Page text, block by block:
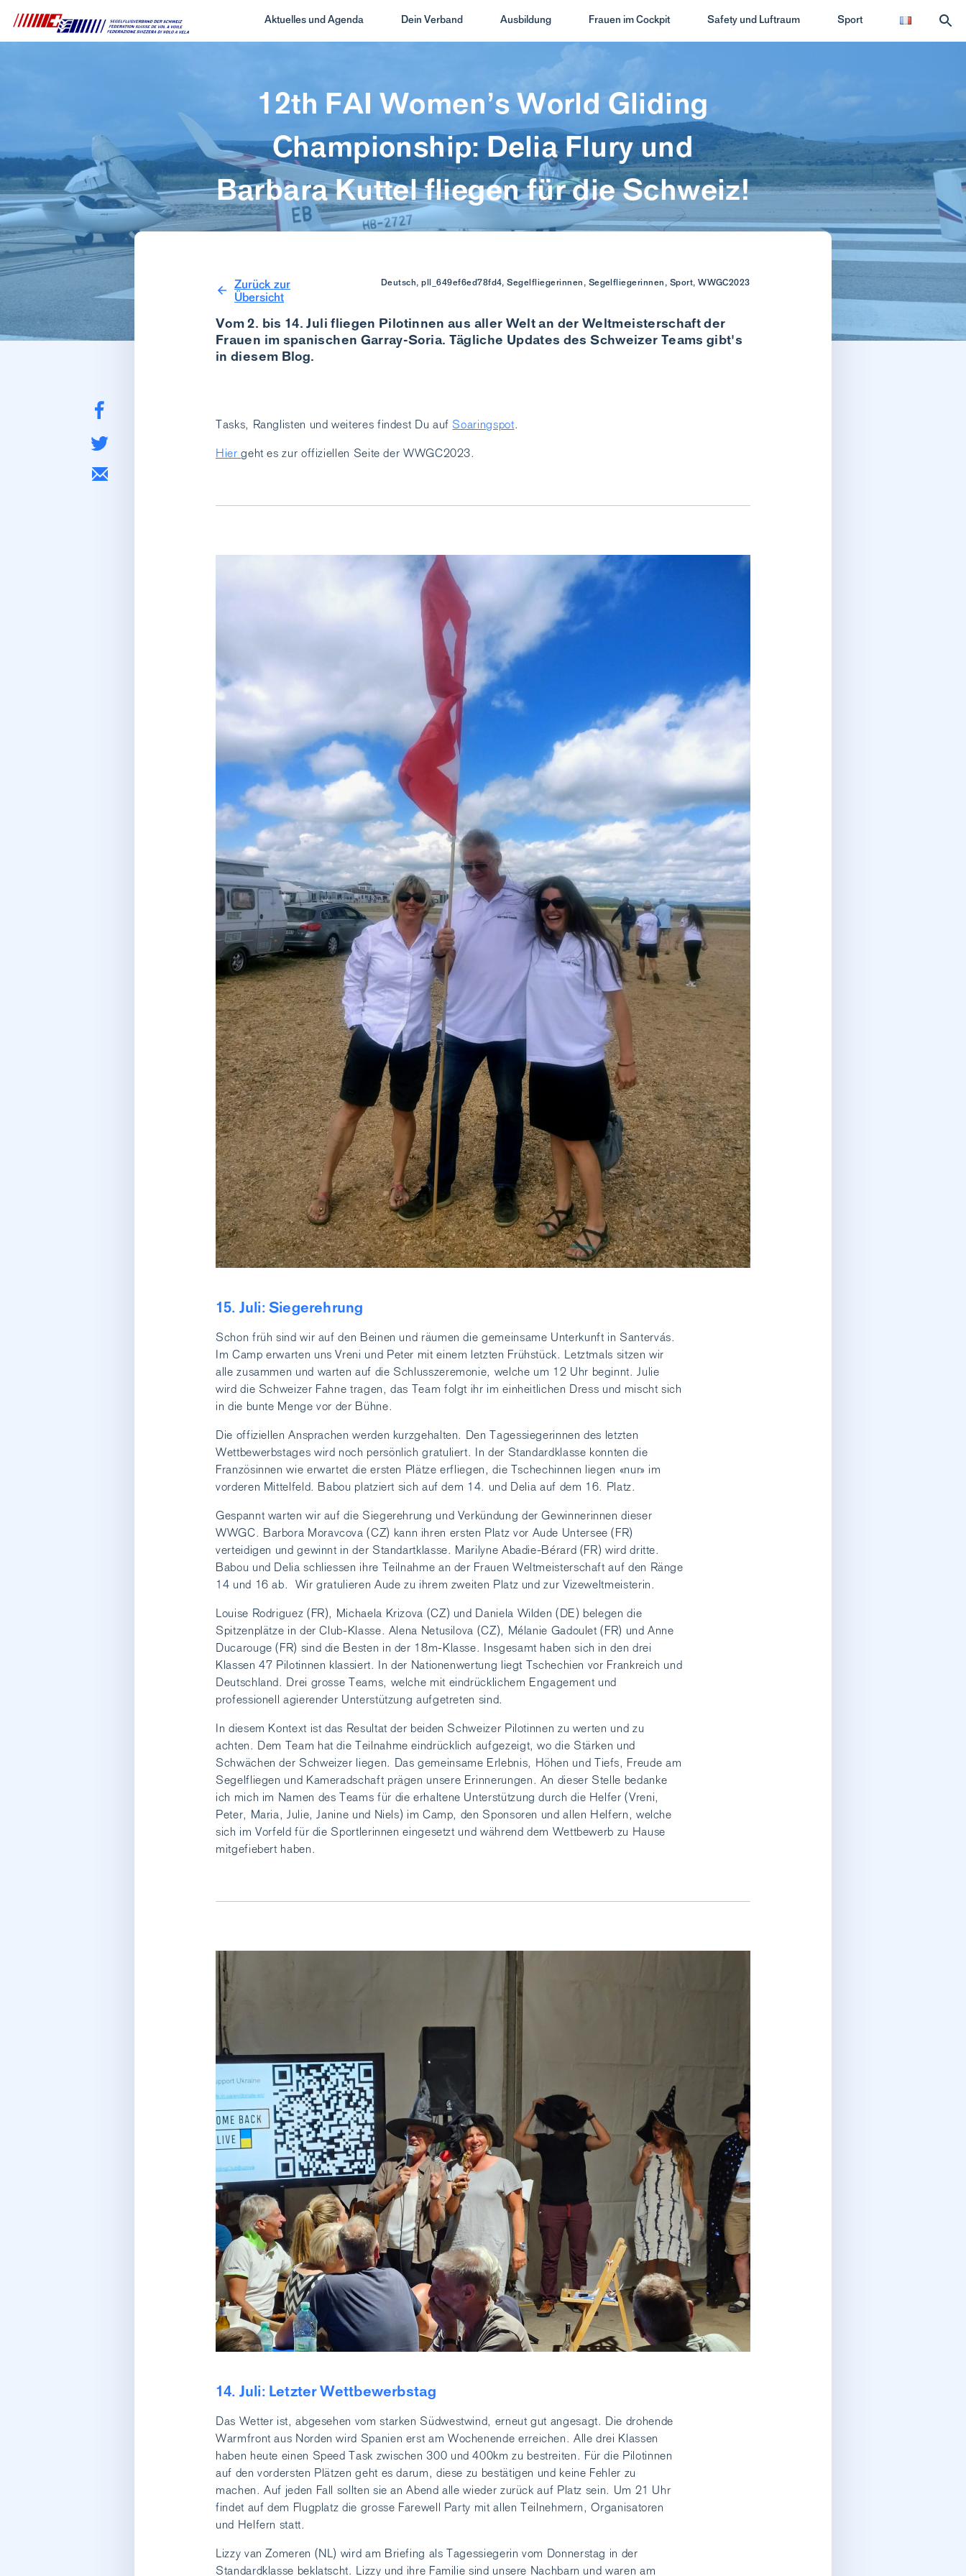
Aktuelles und Agenda Dein Verband Ausbildung Frauen im Cockpit Safety und Luftraum Sport
12th FAI Women’s World Gliding
Championship: Delia Flury und
Barbara Kuttel fliegen für die Schweiz!
Zurück zur
Übersicht
Deutsch, pll_649ef6ed78fd4, Segelfliegerinnen, Segelfliegerinnen, Sport, WWGC2023
Vom 2. bis 14. Juli fliegen Pilotinnen aus aller Welt an der Weltmeisterschaft der
Frauen im spanischen Garray-Soria. Tägliche Updates des Schweizer Teams gibt's
in diesem Blog.
Tasks, Ranglisten und weiteres findest Du auf Soaringspot.
Hiergeht es zur offiziellen Seite der WWGC2023.
15. Juli: Siegerehrung
Schon früh sind wir auf den Beinen und räumen die gemeinsame Unterkunft in Santervás.
Im Camp erwarten uns Vreni und Peter mit einem letzten Frühstück. Letztmals sitzen wir
alle zusammen und warten auf die Schlusszeremonie, welche um 12 Uhr beginnt. Julie
wird die Schweizer Fahne tragen, das Team folgt ihr im einheitlichen Dress und mischt sich
in die bunte Menge vor der Bühne.
Die offiziellen Ansprachen werden kurzgehalten. Den Tagessiegerinnen des letzten
Wettbewerbstages wird noch persönlich gratuliert. In der Standardklasse konnten die
Französinnen wie erwartet die ersten Plätze erfliegen, die Tschechinnen liegen «nur» im
vorderen Mittelfeld. Babou platziert sich auf dem 14. und Delia auf dem 16. Platz.
Gespannt warten wir auf die Siegerehrung und Verkündung der Gewinnerinnen dieser
WWGC. Barbora Moravcova (CZ) kann ihren ersten Platz vor Aude Untersee (FR)
verteidigen und gewinnt in der Standartklasse. Marilyne Abadie-Bérard (FR) wird dritte.
Babou und Delia schliessen ihre Teilnahme an der Frauen Weltmeisterschaft auf den Ränge
14 und 16 ab. Wir gratulieren Aude zu ihrem zweiten Platz und zur Vizeweltmeisterin.
Louise Rodriguez (FR), Michaela Krizova (CZ) und Daniela Wilden (DE) belegen die
Spitzenplätze in der Club-Klasse. Alena Netusilova (CZ), Mélanie Gadoulet (FR) und Anne
Ducarouge (FR) sind die Besten in der 18m-Klasse. Insgesamt haben sich in den drei
Klassen 47 Pilotinnen klassiert. In der Nationenwertung liegt Tschechien vor Frankreich und
Deutschland. Drei grosse Teams, welche mit eindrücklichem Engagement und
professionell agierender Unterstützung aufgetreten sind.
In diesem Kontext ist das Resultat der beiden Schweizer Pilotinnen zu werten und zu
achten. Dem Team hat die Teilnahme eindrücklich aufgezeigt, wo die Stärken und
Schwächen der Schweizer liegen. Das gemeinsame Erlebnis, Höhen und Tiefs, Freude am
Segelfliegen und Kameradschaft prägen unsere Erinnerungen. An dieser Stelle bedanke
ich mich im Namen des Teams für die erhaltene Unterstützung durch die Helfer (Vreni,
Peter, Maria, Julie, Janine und Niels) im Camp, den Sponsoren und allen Helfern, welche
sich im Vorfeld für die Sportlerinnen eingesetzt und während dem Wettbewerb zu Hause
mitgefiebert haben.
14. Juli: Letzter Wettbewerbstag
Das Wetter ist, abgesehen vom starken Südwestwind, erneut gut angesagt. Die drohende
Warmfront aus Norden wird Spanien erst am Wochenende erreichen. Alle drei Klassen
haben heute einen Speed Task zwischen 300 und 400km zu bestreiten. Für die Pilotinnen
auf den vordersten Plätzen geht es darum, diese zu bestätigen und keine Fehler zu
machen. Auf jeden Fall sollten sie an Abend alle wieder zurück auf Platz sein. Um 21 Uhr
findet auf dem Flugplatz die grosse Farewell Party mit allen Teilnehmern, Organisatoren
und Helfern statt.
Lizzy van Zomeren (NL) wird am Briefing als Tagessiegerin vom Donnerstag in der
Standardklasse beklatscht. Lizzy und ihre Familie sind unsere Nachbarn und waren am